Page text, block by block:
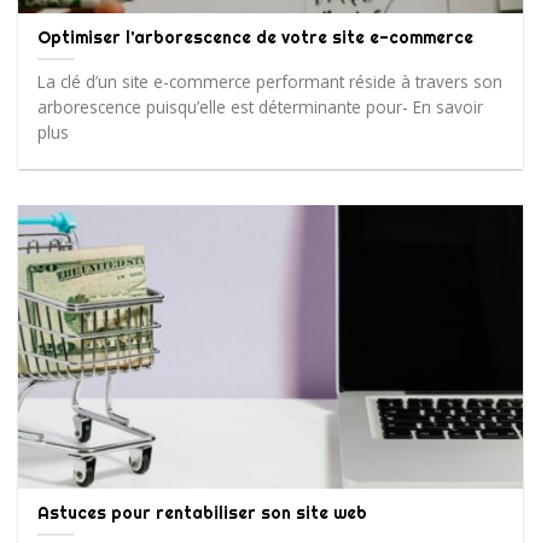
Optimiser l’arborescence de votre site e-commerce
La clé d’un site e-commerce performant réside à travers son
arborescence puisqu’elle est déterminante pour- En savoir
plus
Astuces pour rentabiliser son site web